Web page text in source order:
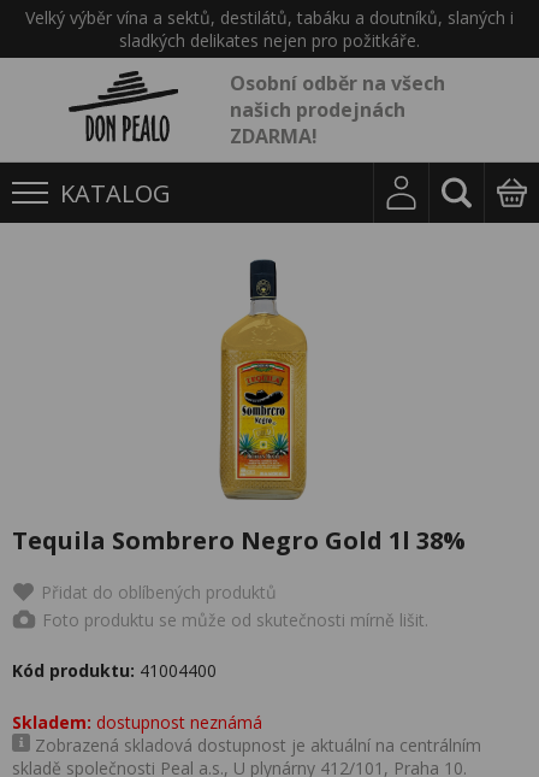
Velký výběr vína a sektů, destilátů, tabáku a doutníků, slaných i
sladkých delikates nejen pro požitkáře.
Osobní odběr na všech
našich prodejnách
ZDARMA!
KATALOG
Tequila Sombrero Negro Gold 1l 38%
Přidat do oblíbených produktů
Foto produktu se může od skutečnosti mírně lišit.
Kód produktu: 41004400
Skladem: dostupnost neznámá
Zobrazená skladová dostupnost je aktuální na centrálním
skladě společnosti Peal a.s., U plynárny 412/101, Praha 10.